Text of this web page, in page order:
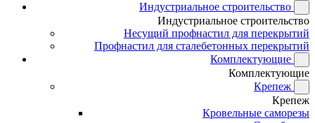
Индустриальное строительство
Индустриальное строительство
Несущий профнастил для перекрытий
Профнастил для сталебетонных перекрытий
Комплектующие
Комплектующие
Крепеж
Крепеж
Кровельные саморезы